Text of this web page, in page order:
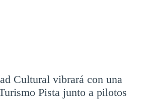
Cultural vibrará con una
Pista junto a pilotos